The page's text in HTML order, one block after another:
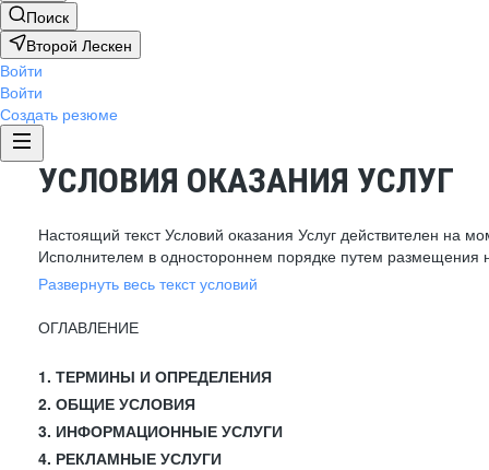
Поиск
Второй Лескен
Войти
Войти
Создать резюме
УСЛОВИЯ ОКАЗАНИЯ УСЛУГ
Настоящий текст Условий оказания Услуг действителен на
Исполнителем в одностороннем порядке путем размещения
Развернуть весь текст условий
ОГЛАВЛЕНИЕ
1. ТЕРМИНЫ И ОПРЕДЕЛЕНИЯ
2. ОБЩИЕ УСЛОВИЯ
3. ИНФОРМАЦИОННЫЕ УСЛУГИ
4. РЕКЛАМНЫЕ УСЛУГИ